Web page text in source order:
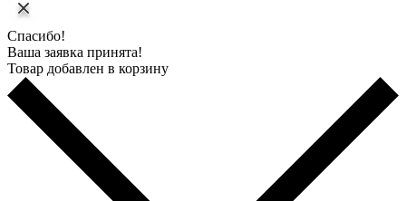
Спасибо!
Ваша заявка принята!
Товар добавлен в корзину